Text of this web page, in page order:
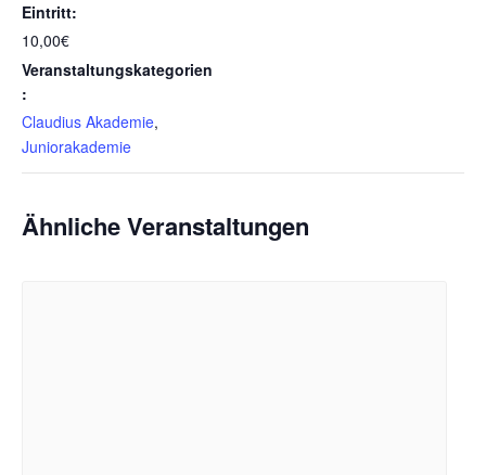
Eintritt:
10,00€
Veranstaltungskategorien
:
Claudius Akademie,
Juniorakademie
Ähnliche Veranstaltungen